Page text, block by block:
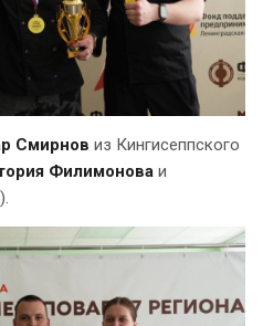
Смирнов из Кингисеппского
Филимонова и